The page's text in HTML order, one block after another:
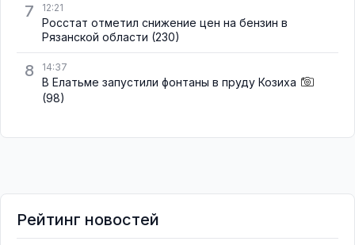
7 12:21
Росстат отметил снижение цен на бензин в
Рязанской области (230)
8 14:37
В Елатьме запустили фонтаны в пруду Козиха
(98)
Рейтинг новостей